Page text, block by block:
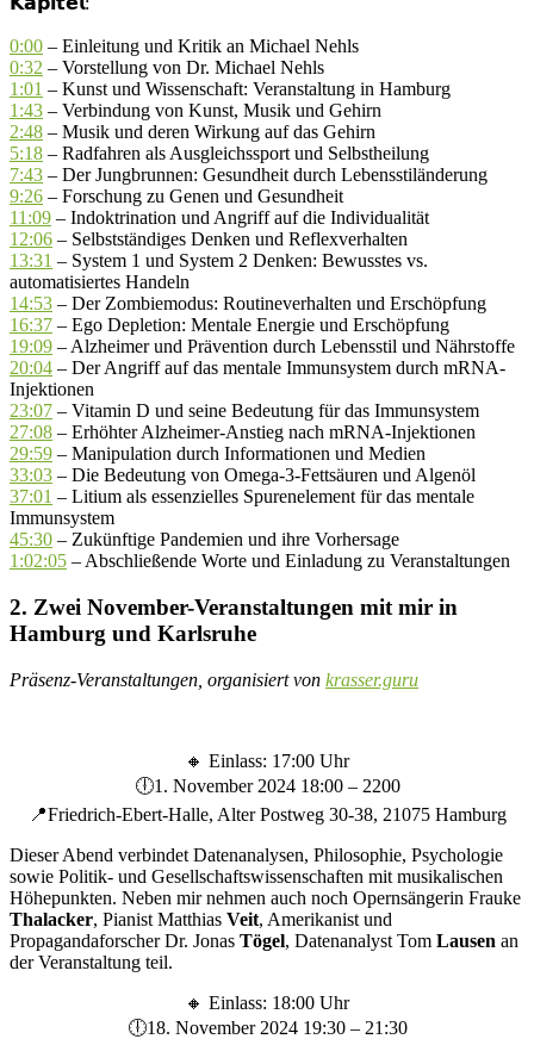
0:00 – Einleitung und Kritik an Michael Nehls
0:32 – Vorstellung von Dr. Michael Nehls
1:01 – Kunst und Wissenschaft: Veranstaltung in Hamburg
1:43 – Verbindung von Kunst, Musik und Gehirn
2:48 – Musik und deren Wirkung auf das Gehirn
5:18 – Radfahren als Ausgleichssport und Selbstheilung
7:43 – Der Jungbrunnen: Gesundheit durch Lebensstiländerung
9:26 – Forschung zu Genen und Gesundheit
11:09 – Indoktrination und Angriff auf die Individualität
12:06 – Selbstständiges Denken und Reflexverhalten
13:31 – System 1 und System 2 Denken: Bewusstes vs.
automatisiertes Handeln
14:53 – Der Zombiemodus: Routineverhalten und Erschöpfung
16:37 – Ego Depletion: Mentale Energie und Erschöpfung
19:09 – Alzheimer und Prävention durch Lebensstil und Nährstoffe
20:04 – Der Angriff auf das mentale Immunsystem durch mRNA-
Injektionen
23:07 – Vitamin D und seine Bedeutung für das Immunsystem
27:08 – Erhöhter Alzheimer-Anstieg nach mRNA-Injektionen
29:59 – Manipulation durch Informationen und Medien
33:03 – Die Bedeutung von Omega-3-Fettsäuren und Algenöl
37:01 – Litium als essenzielles Spurenelement für das mentale
Immunsystem
45:30 – Zukünftige Pandemien und ihre Vorhersage
1:02:05 – Abschließende Worte und Einladung zu Veranstaltungen
2. Zwei November-Veranstaltungen mit mir in
Hamburg und Karlsruhe
Präsenz-Veranstaltungen, organisiert von krasser.guru
🔸 Einlass: 17:00 Uhr
🕕1. November 2024 18:00 – 2200
📍Friedrich-Ebert-Halle, Alter Postweg 30-38, 21075 Hamburg
Dieser Abend verbindet Datenanalysen, Philosophie, Psychologie
sowie Politik- und Gesellschaftswissenschaften mit musikalischen
Höhepunkten. Neben mir nehmen auch noch Opernsängerin Frauke
Thalacker, Pianist Matthias Veit, Amerikanist und
Propagandaforscher Dr. Jonas Tögel, Datenanalyst Tom Lausen an
der Veranstaltung teil.
🔸 Einlass: 18:00 Uhr
🕕18. November 2024 19:30 – 21:30